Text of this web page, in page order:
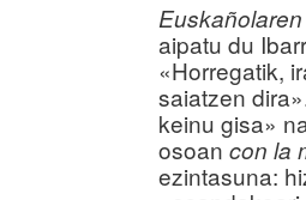
Euskañolaren
aipatu du
«Horregatik,
saiatzen
keinu gisa»
osoancon la
ezintasuna: